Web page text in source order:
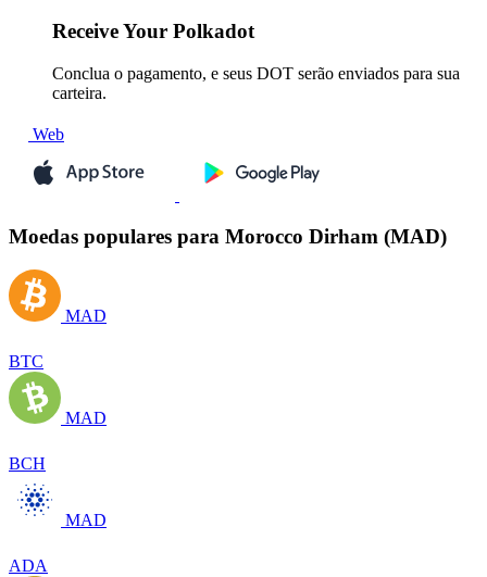
ReceiveYour Polkadot
Conclua o pagamento, e seus DOT serão enviados para sua
carteira.
Web
Moedas populares para Morocco Dirham (MAD)
MAD
BTC
MAD
BCH
MAD
ADA